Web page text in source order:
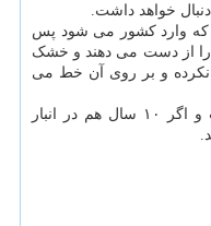
خواهد داشت.
که وارد کشور می شود پس
را از دست می دهند و خشک
و بر روی آن خط می
درحالیکه جنس سیلیکون اینگونه نیست و اگر ۱۰ سال هم در انبار